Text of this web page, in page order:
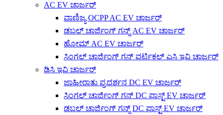
AC EV ಚಾರ್ಜರ್
ವಾಣಿಜ್ಯ OCPP AC EV ಚಾರ್ಜರ್
ಡಬಲ್ ಚಾರ್ಜಿಂಗ್ ಗನ್ಸ್ AC EV ಚಾರ್ಜರ್
ಹೋಮ್ AC EV ಚಾರ್ಜರ್
ಸಿಂಗಲ್ ಚಾರ್ಜಿಂಗ್ ಗನ್ ವರ್ಟಿಕಲ್ ಎಸಿ ಇವಿ ಚಾರ್ಜರ್
ಡಿಸಿ ಇವಿ ಚಾರ್ಜರ್
ಜಾಹೀರಾತು ಪ್ರದರ್ಶನ DC EV ಚಾರ್ಜರ್
ಸಿಂಗಲ್ ಚಾರ್ಜಿಂಗ್ ಗನ್ DC ಫಾಸ್ಟ್ EV ಚಾರ್ಜರ್
ಡಬಲ್ ಚಾರ್ಜಿಂಗ್ ಗನ್ಸ್ DC ಫಾಸ್ಟ್ EV ಚಾರ್ಜರ್